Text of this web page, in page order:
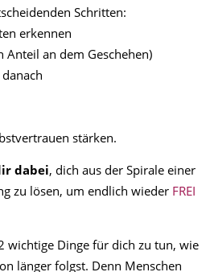
Schritten:
erkennen
Anteil an dem Geschehen)
stärken.
dabei, dich aus der Spirale einer
zu lösen, um endlich wieder FREI
wichtige Dinge für dich zu tun, wie
länger folgst. Denn Menschen